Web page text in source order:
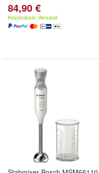
84,90 €
Kostenloser Versand